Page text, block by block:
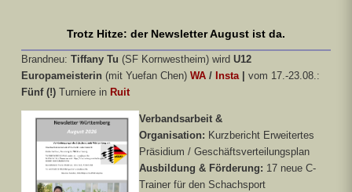
Trotz Hitze: der Newsletter August ist da.
Brandneu: Tiffany Tu (SF Kornwestheim) wird U12
Europameisterin (mit Yuefan Chen) WA / Insta| vom 17.-23.08.:
Fünf (!) Turniere in Ruit
Verbandsarbeit &
Organisation: Kurzbericht Erweitertes
Präsidium / Geschäftsverteilungsplan
Ausbildung & Förderung: 17 neue C-
Trainer für den Schachsport